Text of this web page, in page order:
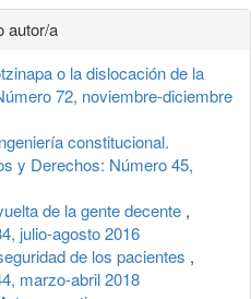
autor/a
o la dislocación de la
72, noviembre-diciembre
constitucional.
y Derechos: Número 45,
de la gente decente ,
julio-agosto 2016
de los pacientes ,
marzo-abril 2018